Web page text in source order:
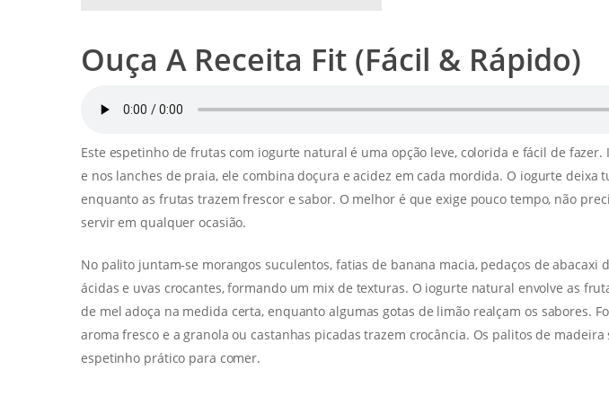
Ouça A Receita Fit (Fácil & Rápido)
Este espetinho de frutas com iogurte natural é uma opção leve, colorida e fácil de
e nos lanches de praia, ele combina doçura e acidez em cada mordida. O iogurte deixa
enquanto as frutas trazem frescor e sabor. O melhor é que exige pouco tempo, não
servir em qualquer ocasião.
No palito juntam-se morangos suculentos, fatias de banana macia, pedaços de abacaxi
ácidas e uvas crocantes, formando um mix de texturas. O iogurte natural envolve as
de mel adoça na medida certa, enquanto algumas gotas de limão realçam os sabores.
aroma fresco e a granola ou castanhas picadas trazem crocância. Os palitos de
espetinho prático para comer.